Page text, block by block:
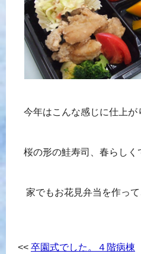
今年はこんな感じに仕上が
桜の形の鮭寿司、春らし
家でもお花見弁当を作っ
卒園式でした。４階病棟